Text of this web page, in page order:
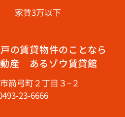
家賃3万以下
の賃貸物件のことなら
産 あるゾウ賃貸館
箭弓町２丁目３−２
23-6666